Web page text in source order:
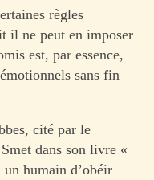
règles
il ne peut en imposer
est, par essence,
sans fin
cité par le
dans son livre «
humain d’obéir